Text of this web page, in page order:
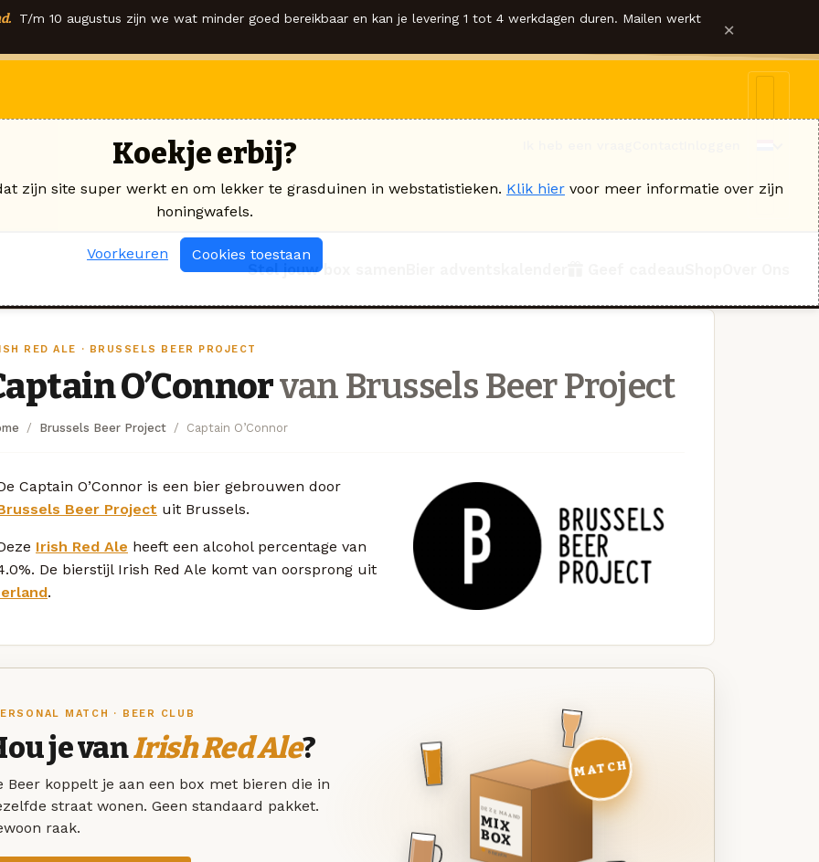
T/m 10 augustus zijn we wat minder goed bereikbaar en kan je levering 1 tot 4 werkdagen duren. Mailen werkt ×
Stel jouw box samen
RED ALE · BRUSSELS BEER PROJECT
O’Connorvan Brussels Beer Project
Brussels Beer Project Captain O’Connor
Captain O’Connor is een bier gebrouwen door
Beer Project uit Brussels.
Irish Red Ale heeft een alcohol percentage van
De bierstijl Irish Red Ale komt van oorsprong uit
.
MATCH · BEER CLUB
je vanIrish Red Ale?
Beer koppelt je aan een box met bieren die in
straat wonen. Geen standaard pakket.
raak.
DEZE MAAND
MIX
BOX
8 BIEREN
MATCH
Koekje erbij?
zijn site super werkt en om lekker te grasduinen in webstatistieken. Klik hier voor meer informatie over zijn
honingwafels.
Voorkeuren Cookies toestaan